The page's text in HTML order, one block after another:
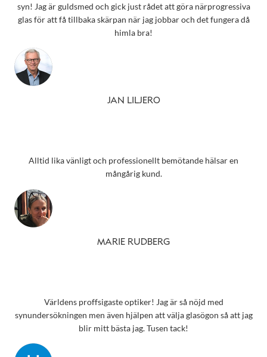
syn! Jag är guldsmed och gick just rådet att göra närprogressiva
glas för att få tillbaka skärpan när jag jobbar och det fungera då
himla bra!
JAN LILJERO
Alltid lika vänligt och professionellt bemötande hälsar en
mångårig kund.
MARIE RUDBERG
Världens proffsigaste optiker! Jag är så nöjd med
synundersökningen men även hjälpen att välja glasögon så att jag
blir mitt bästa jag. Tusen tack!